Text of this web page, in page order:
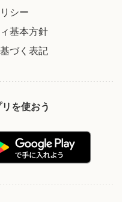
シー
基本方針
づく表記
を使おう